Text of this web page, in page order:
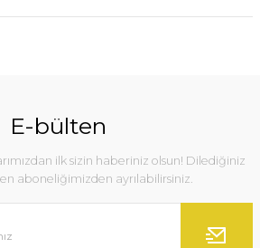
E-bülten
ilk sizin haberiniz olsun! Dilediğiniz
aboneliğimizden ayrılabilirsiniz.